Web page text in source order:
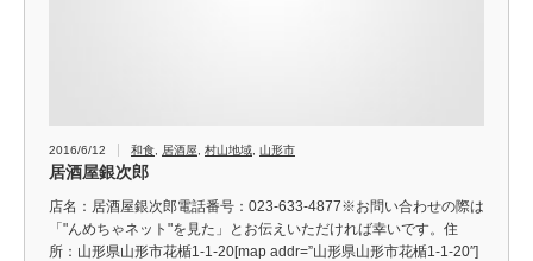
2016/6/12 和食 居酒屋 村山地域 山形市
居酒屋銀次郎
店名：居酒屋銀次郎電話番号：023-633-4877※お問い合わせの際は
「"んめちゃネット"を見た」とお伝えいただければ幸いです。住
所：山形県山形市花楯1-1-20[map addr=”山形県山形市花楯1-1-20″]